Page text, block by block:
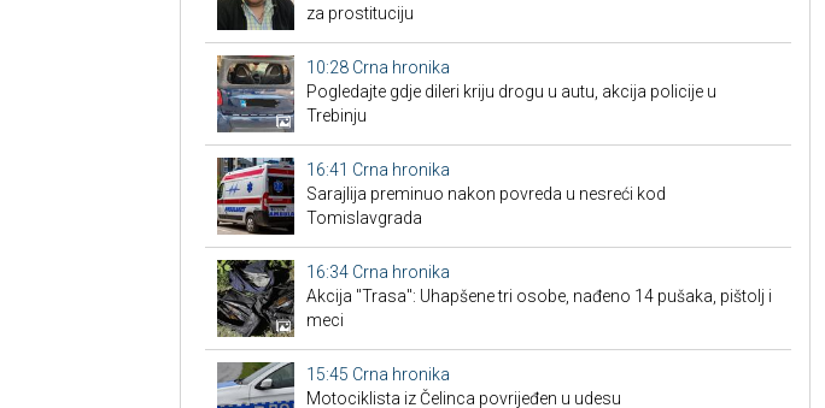
za prostituciju
10:28 Crna hronika
Pogledajte gdje dileri kriju drogu u autu, akcija policije u
Trebinju
16:41 Crna hronika
Sarajlija preminuo nakon povreda u nesreći kod
Tomislavgrada
16:34 Crna hronika
Akcija "Trasa": Uhapšene tri osobe, nađeno 14 pušaka, pištolj i
meci
15:45 Crna hronika
Motociklista iz Čelinca povrijeđen u udesu